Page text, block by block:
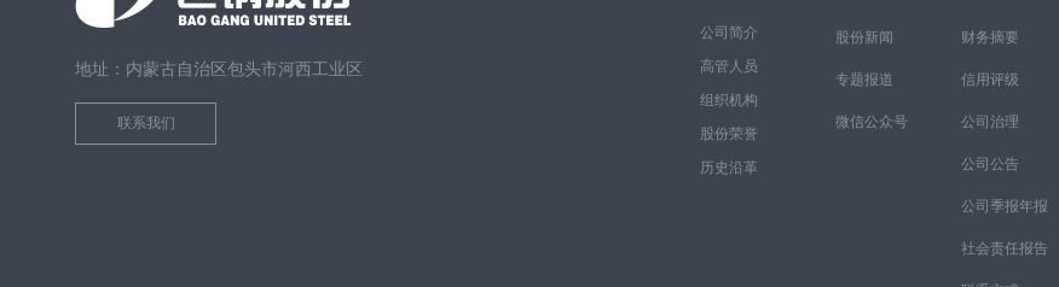
公司简介
高管人员
组织机构
股份荣誉
历史沿革
股份新闻
专题报道
微信公众号
财务摘要
信用评级
公司治理
公司公告
公司季报年报
社会责任报告
地址：内蒙古自治区包头市河西工业区
联系我们